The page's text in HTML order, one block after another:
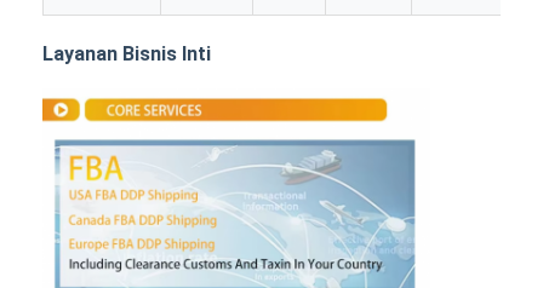
Produk
Tentang kita
Layanan Bisnis Inti